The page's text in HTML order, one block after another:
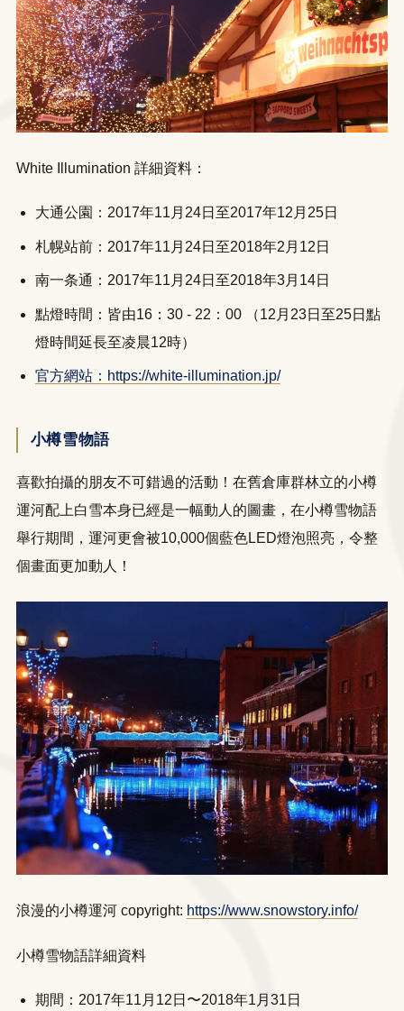
White Illumination 詳細資料：
大通公園：2017年11月24日至2017年12月25日
札幌站前：2017年11月24日至2018年2月12日
南一条通：2017年11月24日至2018年3月14日
點燈時間：皆由16：30 - 22：00 （12月23日至25日點
燈時間延長至凌晨12時）
官方網站：https://white-illumination.jp/
小樽雪物語
喜歡拍攝的朋友不可錯過的活動！在舊倉庫群林立的小樽
運河配上白雪本身已經是一幅動人的圖畫，在小樽雪物語
舉行期間，運河更會被10,000個藍色LED燈泡照亮，令整
個畫面更加動人！
浪漫的小樽運河 copyright: https://www.snowstory.info/
小樽雪物語詳細資料
期間：2017年11月12日〜2018年1月31日